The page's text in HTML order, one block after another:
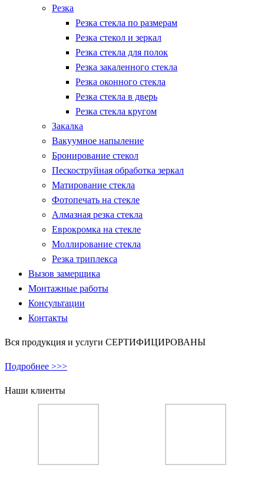
Резка
Резка стекла по размерам
Резка стекол и зеркал
Резка стекла для полок
Резка закаленного стекла
Резка оконного стекла
Резка стекла в дверь
Резка стекла кругом
Закалка
Вакуумное напыление
Бронирование стекол
Пескоструйная обработка зеркал
Матирование стекла
Фотопечать на стекле
Алмазная резка стекла
Еврокромка на стекле
Моллирование стекла
Резка триплекса
Вызов замерщика
Монтажные работы
Консультации
Контакты
Вся продукция и услуги СЕРТИФИЦИРОВАНЫ
Подробнее >>>
Наши клиенты